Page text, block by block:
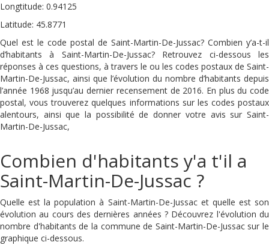
Longtitude: 0.94125
Latitude: 45.8771
Quel est le code postal de Saint-Martin-De-Jussac? Combien y’a-t-il
d’habitants à Saint-Martin-De-Jussac? Retrouvez ci-dessous les
réponses à ces questions, à travers le ou les codes postaux de Saint-
Martin-De-Jussac, ainsi que l’évolution du nombre d’habitants depuis
l’année 1968 jusqu’au dernier recensement de 2016. En plus du code
postal, vous trouverez quelques informations sur les codes postaux
alentours, ainsi que la possibilité de donner votre avis sur Saint-
Martin-De-Jussac,
Combien d'habitants y'a t'il a
Saint-Martin-De-Jussac ?
Quelle est la population à Saint-Martin-De-Jussac et quelle est son
évolution au cours des dernières années ? Découvrez l'évolution du
nombre d'habitants de la commune de Saint-Martin-De-Jussac sur le
graphique ci-dessous.